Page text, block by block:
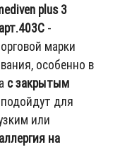
plus 3
-
марки
особенно в
с закрытым
для
или
на